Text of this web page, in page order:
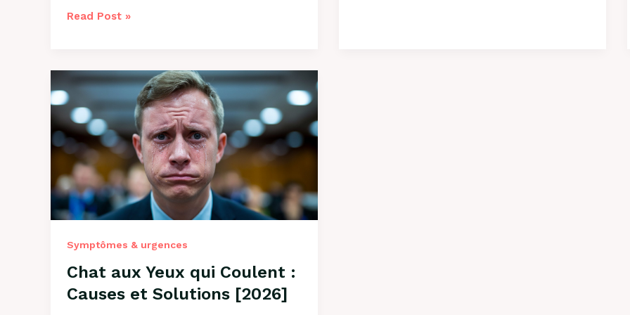
Pourquoi
de
l’Herbe
?
Explications
2026
Read Post »
Symptômes & urgences
Chat aux Yeux qui Coulent :
Causes et Solutions [2026]